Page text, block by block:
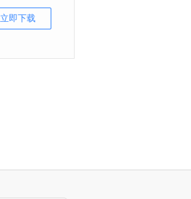
立即下载